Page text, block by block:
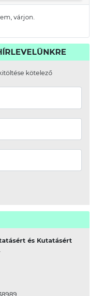
várjon.
kötelező
és Kutatásért